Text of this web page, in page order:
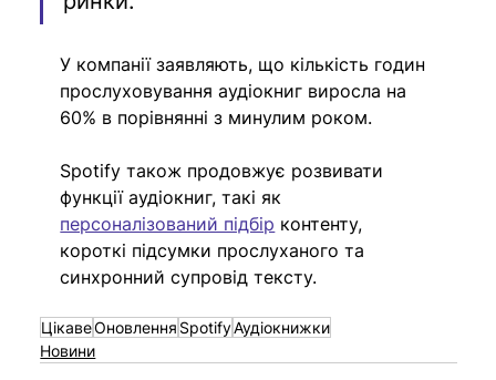
У компанії заявляють, що кількість годин
прослуховування аудіокниг виросла на
60% в порівнянні з минулим роком.
Spotify також продовжує розвивати
функції аудіокниг, такі як
персоналізований підбір контенту,
короткі підсумки прослуханого та
синхронний супровід тексту.
ЦікавеОновлення SpotifyАудіокнижки
Новини